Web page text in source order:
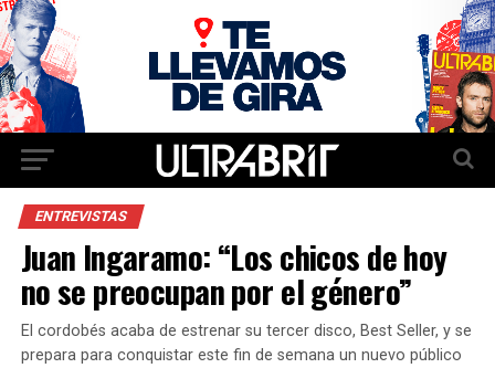
ENTREVISTAS
Juan Ingaramo: “Los chicos de hoy
no se preocupan por el género”
El cordobés acaba de estrenar su tercer disco, Best Seller, y se
prepara para conquistar este fin de semana un nuevo público